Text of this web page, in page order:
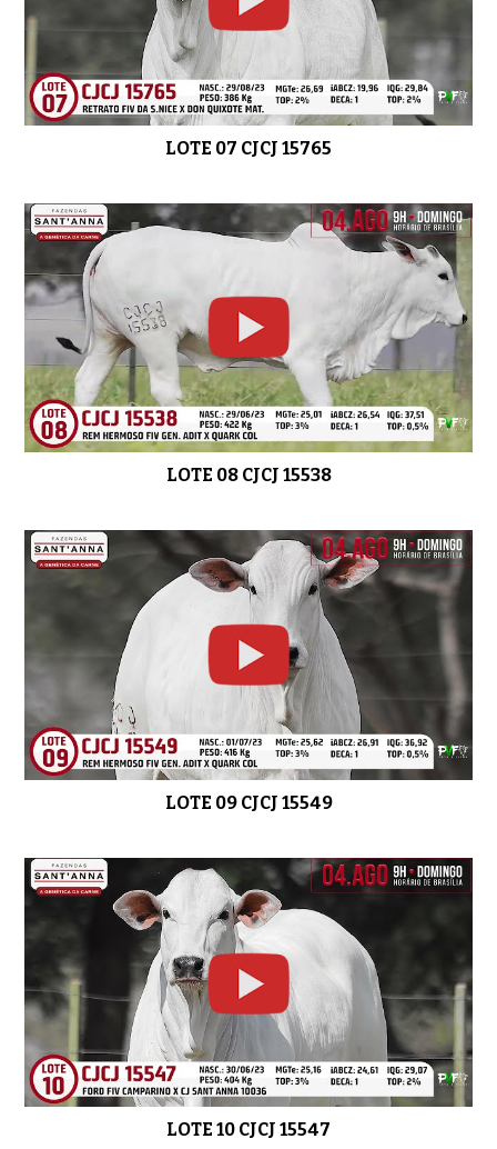
01:07 LOTE 26 CJCJ 15011
LOTE 07 CJCJ 15765
LOTE 08 CJCJ 15538
LOTE 09 CJCJ 15549
LOTE 10 CJCJ 15547